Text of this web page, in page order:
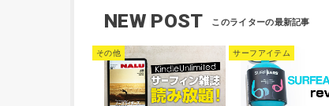
NEW POST
その他 サーフアイテム